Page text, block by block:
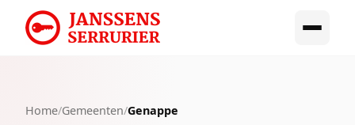
Home/Gemeenten/Genappe